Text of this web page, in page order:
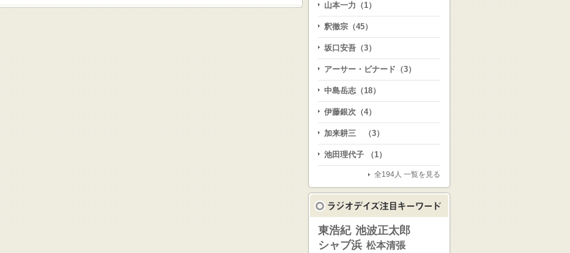
山本一力（1）
釈徹宗（45）
坂口安吾（3）
アーサー・ビナード（3）
中島岳志（18）
伊藤銀次（4）
加来耕三 （3）
池田理代子 （1）
全194人 一覧を見る
東浩紀 池波正太郎
シャブ浜 松本清張